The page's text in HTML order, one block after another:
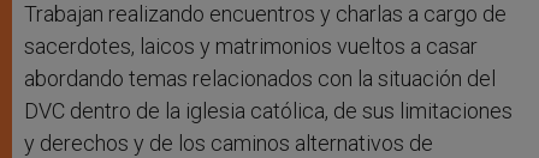
Trabajan realizando encuentros y charlas a cargo de
sacerdotes, laicos y matrimonios vueltos a casar
abordando temas relacionados con la situación del
DVC dentro de la iglesia católica, de sus limitaciones
y derechos y de los caminos alternativos de